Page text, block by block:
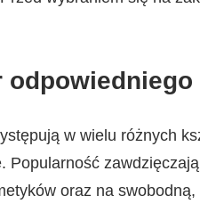
w wielu różnych
oraz na